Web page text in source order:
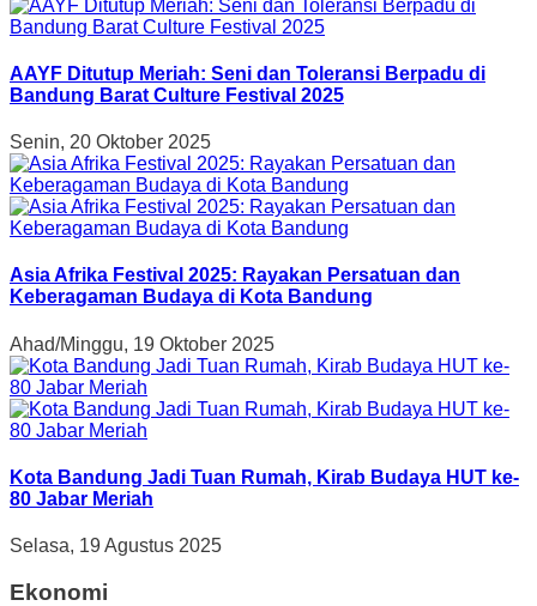
AAYF Ditutup Meriah: Seni dan Toleransi Berpadu di
Bandung Barat Culture Festival 2025
Senin, 20 Oktober 2025
Asia Afrika Festival 2025: Rayakan Persatuan dan
Keberagaman Budaya di Kota Bandung
Ahad/Minggu, 19 Oktober 2025
Kota Bandung Jadi Tuan Rumah, Kirab Budaya HUT ke-
80 Jabar Meriah
Selasa, 19 Agustus 2025
Ekonomi